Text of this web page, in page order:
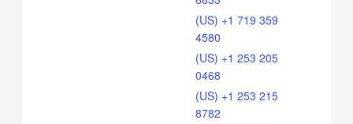
(US) +1 719 359
4580
(US) +1 253 205
0468
(US) +1 253 215
8782